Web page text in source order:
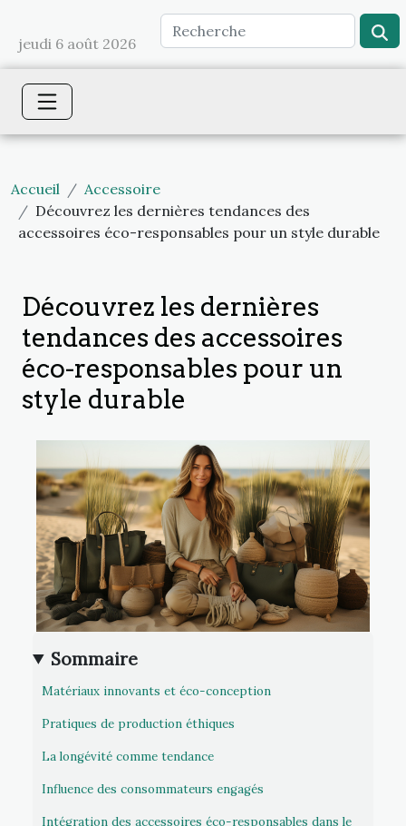
jeudi 6 août 2026
Accueil
Accessoire
Découvrez les dernières tendances des
accessoires éco-responsables pour un style durable
Découvrez les dernières
tendances des accessoires
éco-responsables pour un
style durable
Sommaire
Matériaux innovants et éco-conception
Pratiques de production éthiques
La longévité comme tendance
Influence des consommateurs engagés
Intégration des accessoires éco-responsables dans le